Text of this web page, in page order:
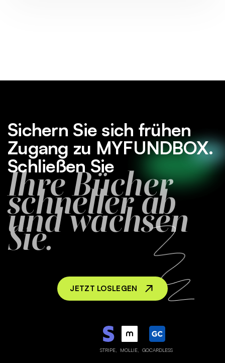
Sichern Sie sich frühen
Zugang zu MYFUNDBOX.
Schließen Sie
Ihre Bücher
schneller ab
und wachsen
Sie.
JETZT LOSLEGEN
STRIPE, MOLLIE, GOCARDLESS